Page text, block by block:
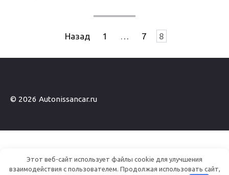
Назад 1 … 7 8
© 2026 Autonissancar.ru
Этот веб-сайт использует файлы cookie для улучшения
взаимодействия с пользователем. Продолжая использовать сайт,